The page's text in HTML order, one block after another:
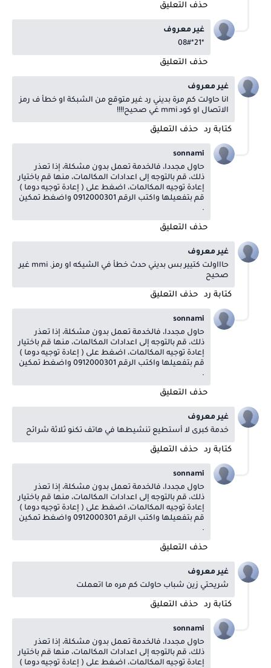
حذف التعليق
غير معروف
*21*08#
حذف التعليق
غير معروف
انا حاولت كم مرة بديني رد غير متوقع من الشبكة او خطأ ف رمز
الاتصال او كود mmi غي صحيح!!!!
كتابة رد حذف التعليق
sonnami
حاول مجددا، فالخدمة تعمل بدون مشكلة، إذا تعذر
ذلك، قم بالتوجه إلى اعدادات المكالمات، منها قم باختيار
إعادة توجيه المكالمات، اضغط على ( إعادة توجيه دوما )
قم بتفعيلها واكتب الرقم 0912000301 واضغط تمكين
.
حذف التعليق
غير معروف
حاااولت كتيير بس بديني حدث خطأ في الشيكه او رمز. mmi غير
صحيح
كتابة رد حذف التعليق
sonnami
حاول مجددا، فالخدمة تعمل بدون مشكلة، إذا تعذر
ذلك، قم بالتوجه إلى اعدادات المكالمات، منها قم باختيار
إعادة توجيه المكالمات، اضغط على ( إعادة توجيه دوما )
قم بتفعيلها واكتب الرقم 0912000301 واضغط تمكين
.
حذف التعليق
غير معروف
خدمة كبرى لا أستطيع تنشيطها في هاتف تكنو ثلاثة شرائح
كتابة رد حذف التعليق
sonnami
حاول مجددا، فالخدمة تعمل بدون مشكلة، إذا تعذر
ذلك، قم بالتوجه إلى اعدادات المكالمات، منها قم باختيار
إعادة توجيه المكالمات، اضغط على ( إعادة توجيه دوما )
قم بتفعيلها واكتب الرقم 0912000301 واضغط تمكين
.
حذف التعليق
غير معروف
شريحتي زين شباب حاولت كم مره ما اتعملت
كتابة رد حذف التعليق
sonnami
حاول مجددا، فالخدمة تعمل بدون مشكلة، إذا تعذر
ذلك، قم بالتوجه إلى اعدادات المكالمات، منها قم باختيار
إعادة توجيه المكالمات، اضغط على ( إعادة توجيه دوما )